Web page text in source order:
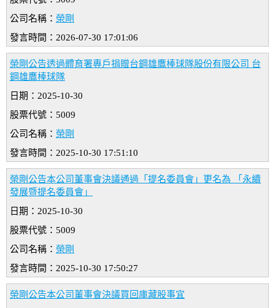
公司名稱： 榮剛
發言時間：2026-07-30 17:01:06
榮剛公告透過體育署專戶捐贈台鋼雄鷹棒球隊股份有限公司 台
鋼雄鷹棒球隊
日期：2025-10-30
股票代號：5009
公司名稱： 榮剛
發言時間：2025-10-30 17:51:10
榮剛公告本公司董事會決議通過「提名委員會」更名為 「永續
發展暨提名委員會」
日期：2025-10-30
股票代號：5009
公司名稱： 榮剛
發言時間：2025-10-30 17:50:27
榮剛公告本公司董事會決議買回庫藏股事宜